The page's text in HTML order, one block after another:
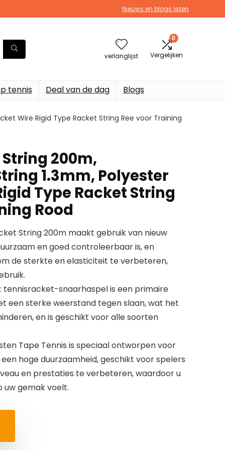
Nieuws en blogs lezen
verlanglijst
0
Vergelijken
tennis Deal van de dag Blogs
Wire Rigid Type Racket String Ree voor Training
200m,
1.3mm, Polyester
Type Racket String
Rood
String 200m maakt gebruik van nieuw
en goed controleerbaar is, en
de sterkte en elasticiteit te verbeteren,
tennisracket-snaarhaspel is een primaire
een sterke weerstand tegen slaan, wat het
en is geschikt voor alle soorten
Tape Tennis is speciaal ontworpen voor
hoge duurzaamheid, geschikt voor spelers
en prestaties te verbeteren, waardoor u
uw gemak voelt.